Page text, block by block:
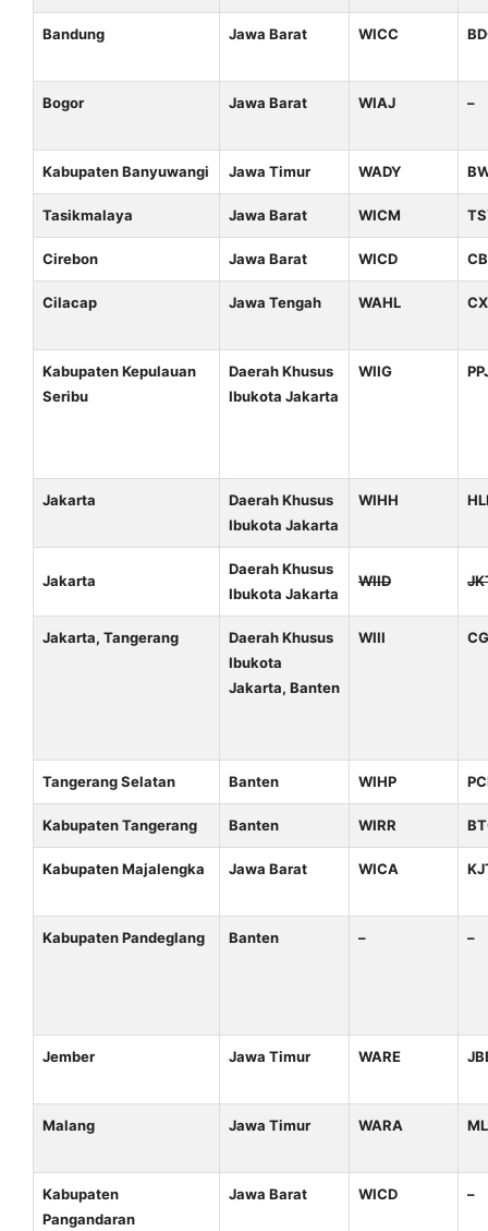
Bandung Jawa Barat WICC
Bogor Jawa Barat WIAJ –
Kabupaten Banyuwangi Jawa Timur WADY
Tasikmalaya Jawa Barat WICM
Cirebon Jawa Barat WICD
Cilacap Jawa Tengah WAHL
Kabupaten Kepulauan
Seribu
Daerah Khusus
Ibukota Jakarta
WIIG
Jakarta
Daerah Khusus
Ibukota Jakarta
WIHH
Jakarta
Daerah Khusus
Ibukota Jakarta
WIID
Jakarta, Tangerang
Daerah Khusus
Ibukota
Jakarta, Banten
WIII
Tangerang Selatan Banten WIHP
Kabupaten Tangerang Banten WIRR
Kabupaten Majalengka Jawa Barat WICA
Kabupaten Pandeglang Banten – –
Jember Jawa Timur WARE
Malang Jawa Timur WARA
Kabupaten
Pangandaran
Jawa Barat WICD –